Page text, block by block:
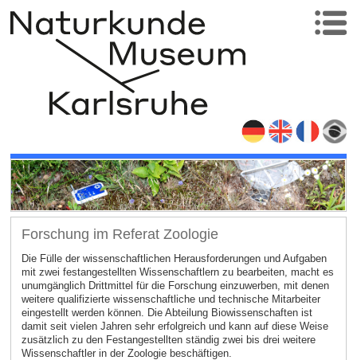
Forschung im Referat Zoologie
Die Fülle der wissenschaftlichen Herausforderungen und Aufgaben
mit zwei festangestellten Wissenschaftlern zu bearbeiten, macht es
unumgänglich Drittmittel für die Forschung einzuwerben, mit denen
weitere qualifizierte wissenschaftliche und technische Mitarbeiter
eingestellt werden können. Die Abteilung Biowissenschaften ist
damit seit vielen Jahren sehr erfolgreich und kann auf diese Weise
zusätzlich zu den Festangestellten ständig zwei bis drei weitere
Wissenschaftler in der Zoologie beschäftigen.